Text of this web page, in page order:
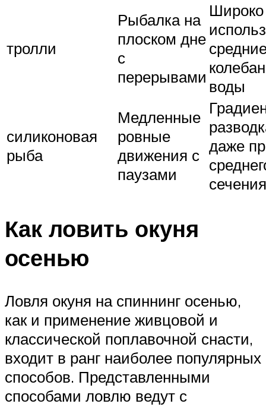
тролли
Рыбалка на
плоском дне
с
перерывами
Широко
воды
силиконовая
рыба
Медленные
ровные
движения с
паузами
даже
сечения
Как ловить окуня
осенью
Ловля окуня на спиннинг осенью,
как и применение живцовой и
классической поплавочной снасти,
входит в ранг наиболее популярных
способов. Представленными
способами ловлю ведут с